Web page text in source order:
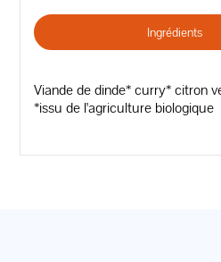
Ingrédients
Viande de dinde* curry* citron
*issu de l'agriculture biologique